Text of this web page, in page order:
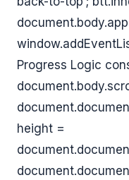
Progress Logic
height =